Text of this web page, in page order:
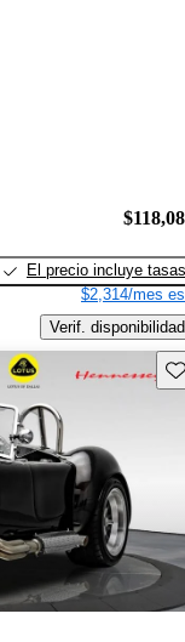
El precio incluye tasas
$2,314/mes
Verif. disponibilidad